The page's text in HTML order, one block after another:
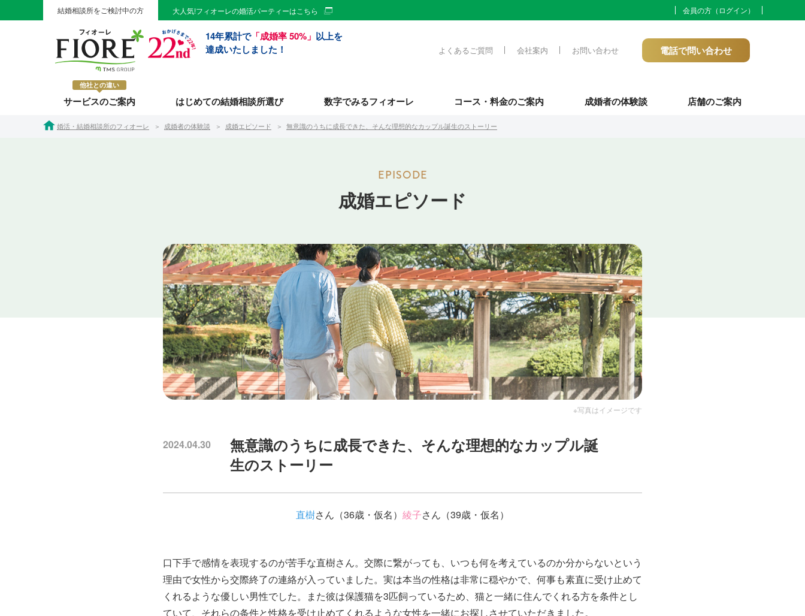
結婚相談所をご検討中の方 大人気!フィオーレの婚活パーティーはこちら 会員の方（ログイン）
14年累計で「成婚率 50%」 以上を
達成いたしました！
よくあるご質問 会社案内 お問い合わせ 電話で問い合わせ
他社との違い
サービスのご案内 はじめての結婚相談所選び 数字でみるフィオーレ コース・料金のご案内 成婚者の体験談 店舗のご案内
婚活・結婚相談所のフィオーレ 成婚者の体験談 成婚エピソード 無意識のうちに成長できた、そんな理想的なカップル誕生のストーリー
成婚エピソード
※写真はイメージです
2024.04.30
無意識のうちに成長できた、そんな理想的なカップル誕
生のストーリー
直樹さん（36歳・仮名） 綾子さん（39歳・仮名）
口下手で感情を表現するのが苦手な直樹さん。交際に繋がっても、いつも何を考えているのか分からないという
理由で女性から交際終了の連絡が入っていました。実は本当の性格は非常に穏やかで、何事も素直に受け止めて
くれるような優しい男性でした。また彼は保護猫を3匹飼っているため、猫と一緒に住んでくれる方を条件とし
ていて、それらの条件と性格を受け止めてくれるような女性を一緒にお探しさせていただきました。